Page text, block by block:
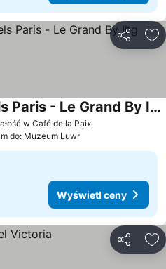
w Café de la Paix
Intercontinental Hotels Paris - Le Grand By Ihg
do: Muzeum Luwr
Wyświetl ceny